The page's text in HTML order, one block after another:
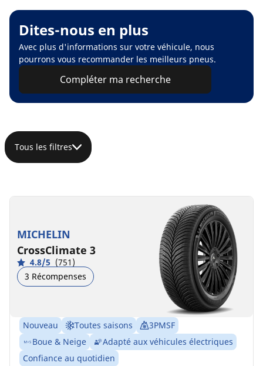
Dites-nous en plus
Avec plus d'informations sur votre véhicule, nous
pourrons vous recommander les meilleurs pneus.
Compléter ma recherche
Tous les filtres
MICHELIN
CrossClimate 3
4.8/5 (751)
3 Récompenses
Nouveau Toutes saisons
3PMSF
Boue & Neige
Adapté aux véhicules électriques
Confiance au quotidien